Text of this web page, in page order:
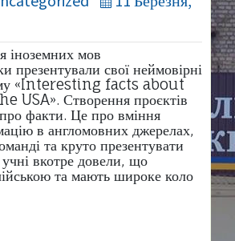
мов
презентували свої неймовірні
«Interesting facts about
USA». Створення проєктів
факти. Це про вміння
в англомовних джерелах,
та круто презентувати
учні вкотре довели, що
та мають широке коло